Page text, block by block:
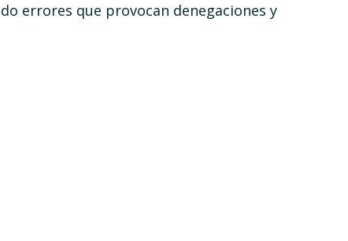
errores que provocan denegaciones y